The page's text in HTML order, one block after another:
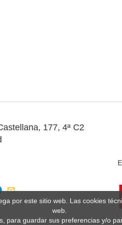
177, 4ª C2
por este sitio web. Las cookies
web.
guardar sus preferencias y/o